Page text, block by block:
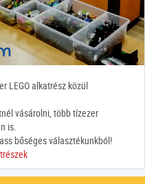
LEGO alkatrész közül
vásárolni, több tízezer
is.
bőséges választékunkból!